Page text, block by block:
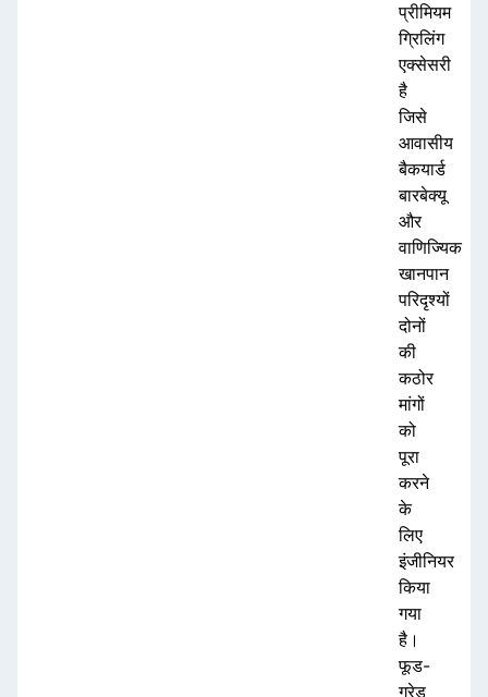
प्रीमियम
ग्रिलिंग
एक्सेसरी
है
जिसे
आवासीय
बैकयार्ड
बारबेक्यू
और
वाणिज्यिक
खानपान
परिदृश्यों
दोनों
की
कठोर
मांगों
को
पूरा
करने
के
लिए
इंजीनियर
किया
गया
है।
फूड-
ग्रेड